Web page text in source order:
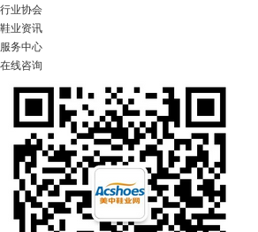
行业协会
鞋业资讯
服务中心
在线咨询